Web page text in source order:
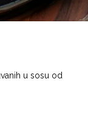
u sosu od